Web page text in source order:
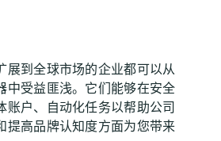
展到全球市场的企业都可以从
中受益匪浅。它们能够在安全
账户、自动化任务以帮助公司
提高品牌认知度方面为您带来